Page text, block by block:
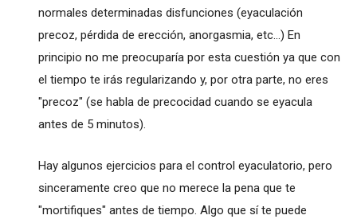
normales determinadas disfunciones (eyaculación
precoz, pérdida de erección, anorgasmia, etc...) En
principio no me preocuparía por esta cuestión ya que con
el tiempo te irás regularizando y, por otra parte, no eres
"precoz" (se habla de precocidad cuando se eyacula
antes de 5 minutos).
Hay algunos ejercicios para el control eyaculatorio, pero
sinceramente creo que no merece la pena que te
"mortifiques" antes de tiempo. Algo que sí te puede